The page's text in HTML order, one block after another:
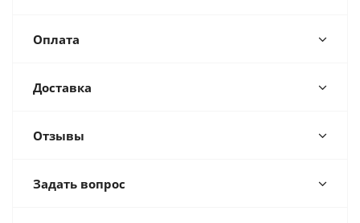
Оплата
Доставка
Отзывы
Задать вопрос